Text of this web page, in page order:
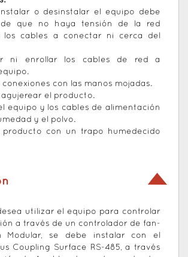
o desinstalar el equipo debe
de que no haya tensión de la red
los cables a conectar ni cerca del
ni enrollar los cables de red a
conexiones con las manos mojadas.
el producto.
equipo y los cables de alimentación
y el polvo.
producto con un trapo humedecido
utilizar el equipo para controlar
a través de un controlador de fan-
Modular, se debe instalar con el
Coupling Surface RS-485, a través